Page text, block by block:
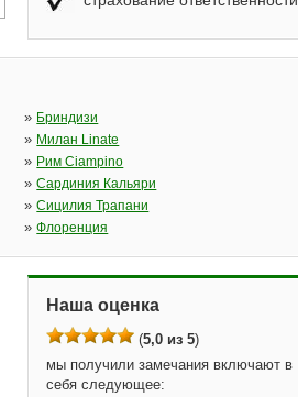
» Бриндизи
» Милан Linate
» Рим Ciampino
»Сардиния Кальяри
»Сицилия Трапани
»Флоренция
Наша оценка
(5,0 из 5)
мы получили замечания включают в
себя следующее: